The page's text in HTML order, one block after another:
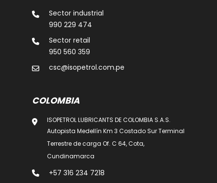
Sector industrial
990 229 474
Sector retail
950 560 359
csc@isopetrol.com.pe
COLOMBIA
ISOPETROL LUBRICANTS DE COLOMBIA S.A.S.
Autopista Medellín Km 3 Costado Sur Terminal
Terrestre de carga Of. C 64, Cota,
Cundinamarca
+57 316 234 7218